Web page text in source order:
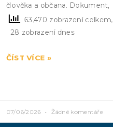
člověka a občana. Dokument,
63,470 zobrazení celkem,
28 zobrazení dnes
ČÍST VÍCE »
07/06/2026 Žádné komentáře